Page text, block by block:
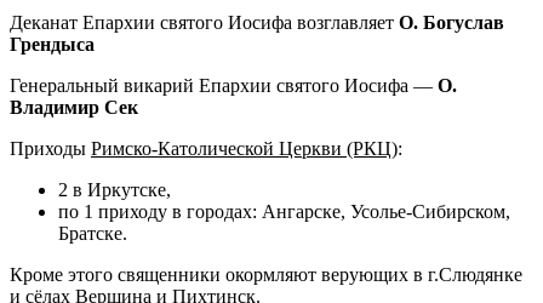
Деканат Епархии святого Иосифа возглавляет О. Богуслав
Грендыса
Генеральный викарий Епархии святого Иосифа — О.
Владимир Сек
Приходы Римско-Католической Церкви (РКЦ):
2 в Иркутске,
по 1 приходу в городах: Ангарске, Усолье-Сибирском,
Братске.
Кроме этого священники окормляют верующих в г.Слюдянке
и сёлах Вершина и Пихтинск.